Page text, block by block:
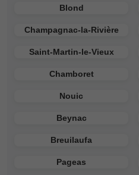
Blond
Champagnac-la-Rivière
Saint-Martin-le-Vieux
Chamboret
Nouic
Beynac
Breuilaufa
Pageas